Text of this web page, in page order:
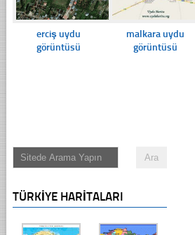
erciş uydu
görüntüsü
malkara uydu
görüntüsü
TÜRKIYE HARITALARI